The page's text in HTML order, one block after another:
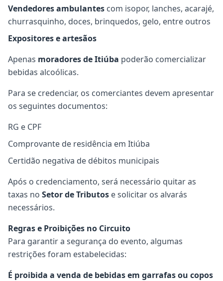
Vendedores ambulantes com isopor, lanches, acarajé,
churrasquinho, doces, brinquedos, gelo, entre outros
Expositores e artesãos
Apenas moradores de Itiúba poderão comercializar
bebidas alcoólicas.
Para se credenciar, os comerciantes devem apresentar
os seguintes documentos:
RG e CPF
Comprovante de residência em Itiúba
Certidão negativa de débitos municipais
Após o credenciamento, será necessário quitar as
taxas no Setor de Tributos e solicitar os alvarás
necessários.
Regras e Proibições no Circuito
Para garantir a segurança do evento, algumas
restrições foram estabelecidas:
É proibida a venda de bebidas em garrafas ou copos